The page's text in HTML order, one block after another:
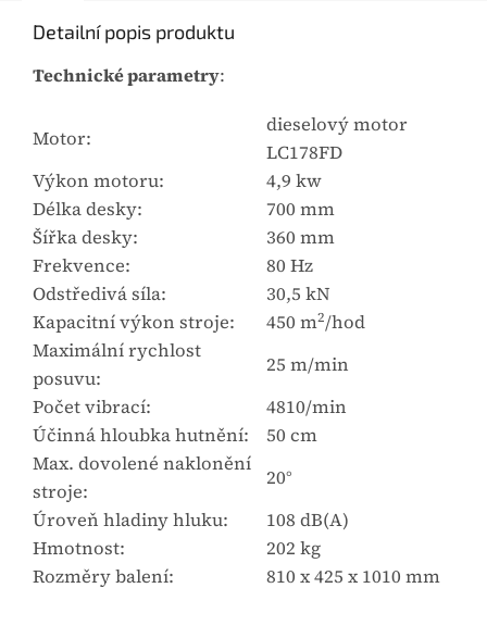
e
.
Detailní popis produktu
Technické parametry:
Motor:
dieselový motor
LC178FD
Výkon motoru:
4,9 kw
Délka desky:
700 mm
Šířka desky:
360 mm
Frekvence:
80 Hz
Odstředivá síla:
30,5 kN
Kapacitní výkon stroje:
450 m2/hod
Maximální rychlost
posuvu:
25 m/min
Počet vibrací:
4810/min
Účinná hloubka hutnění:
50 cm
Max. dovolené naklonění
stroje:
20°
Úroveň hladiny hluku:
108 dB(A)
Hmotnost:
202 kg
Rozměry balení:
810 x 425 x 1010 mm